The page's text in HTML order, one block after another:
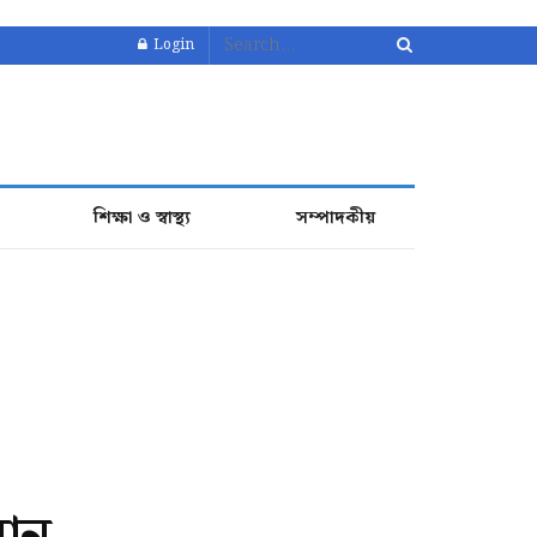
Login
শিক্ষা ও স্বাস্থ্য সম্পাদকীয়